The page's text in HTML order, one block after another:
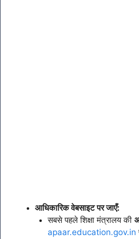
आधिकारिक वेबसाइट पर जाएँ:
सबसे पहले शिक्षा मंत्रालय की
apaar.education.gov.in